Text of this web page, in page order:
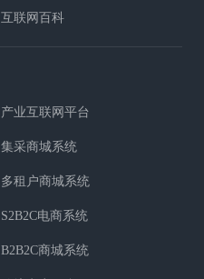
互联网百科
产业互联网平台
集采商城系统
多租户商城系统
S2B2C电商系统
B2B2C商城系统